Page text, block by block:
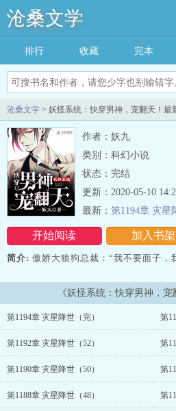
沧桑文学
排行 收藏 完本
沧桑文学 > 妖怪系统：快穿男神，宠翻天！最
作者：妖九
类别：科幻小说
状态：完结
开始阅读 加入书架
更新：2020-05-10
最新： 第1194章 灾星
简介: 傲娇大狼狗总裁：“我不要面子，
——不，你是我的，我一个人的。
高高在上的清冷仙君：“我的心里只有
——好巧，我就叫苍生。
桀骜不驯的少年：“你愿意带没人要
吗？”
——不愿意，因为，我要生生世世。
《妖怪系统：快穿男神，
第1194章 灾星降世（完） 第
第1192章 灾星降世（52） 第
第1190章 灾星降世（50） 第
第1188章 灾星降世（48） 第